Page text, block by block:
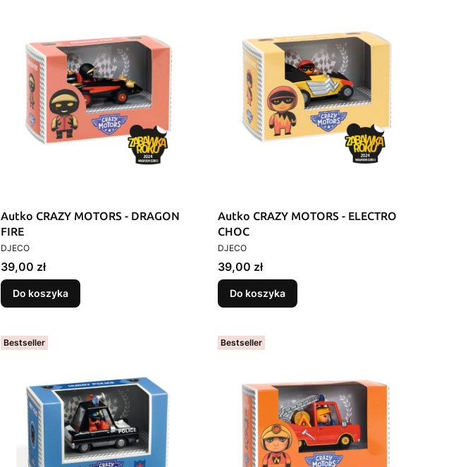
Autko CRAZY MOTORS - DRAGON
FIRE
PRODUCENT
DJECO
Cena
39,00 zł
Do koszyka
Autko CRAZY MOTORS - ELECTRO
CHOC
PRODUCENT
DJECO
Cena
39,00 zł
Do koszyka
Bestseller Bestseller